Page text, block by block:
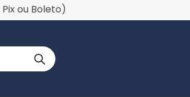
ou Boleto)